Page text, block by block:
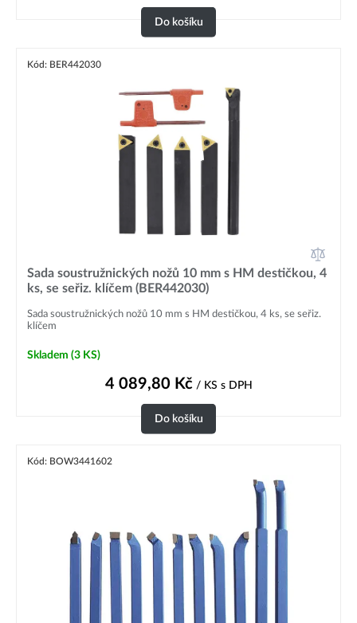
Do košíku
Kód: BER442030
Sada soustružnických nožů 10 mm s HM destičkou, 4
ks, se seřiz. klíčem (BER442030)
Sada soustružnických nožů 10 mm s HM destičkou, 4 ks, se seřiz.
klíčem
Skladem (3 KS)
4 089,80 Kč/ KS s DPH
Do košíku
Kód: BOW3441602